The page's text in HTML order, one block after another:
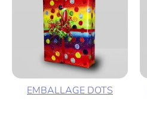
EMBALLAGE DOTS